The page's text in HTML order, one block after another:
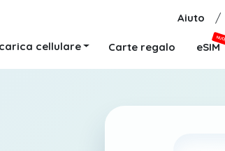
Aiuto /
cellulare Carte regalo eSIM